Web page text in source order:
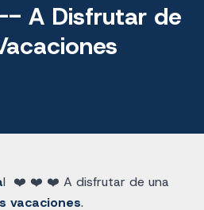
A Disfrutar de
l ❤️ ❤️ ❤️ A disfrutar de una
vacaciones.